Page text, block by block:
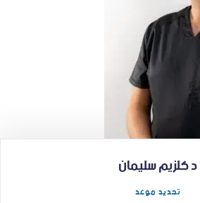
د كلزيم سليمان
تحديد موعد